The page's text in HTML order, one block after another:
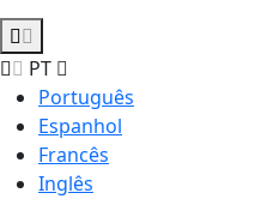
PT
Português
Espanhol
Francês
Inglês